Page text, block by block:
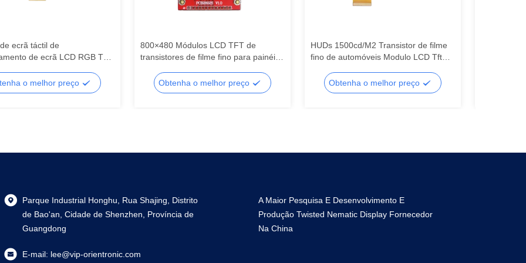
ecrã táctil de
de ecrã LCD RGB TFT
segmento, ecrã LCD de
o melhor preço
800×480 Módulos LCD TFT de
transistores de filme fino para painéis
segmento, ecrã LCD de segmento
Obtenha o melhor preço
HUDs 1500cd/M2 Transistor de filme
fino de automóveis Modulo LCD Tft
segmento, ecrã LCD segmento
Obtenha o melhor preço
Parque Industrial Honghu, Rua Shajing, Distrito
de Bao'an, Cidade de Shenzhen, Província de
Guangdong
E-mail: lee@vip-orientronic.com
A Maior Pesquisa E Desenvolvimento E
Produção Twisted Nematic Display Fornecedor
Na China